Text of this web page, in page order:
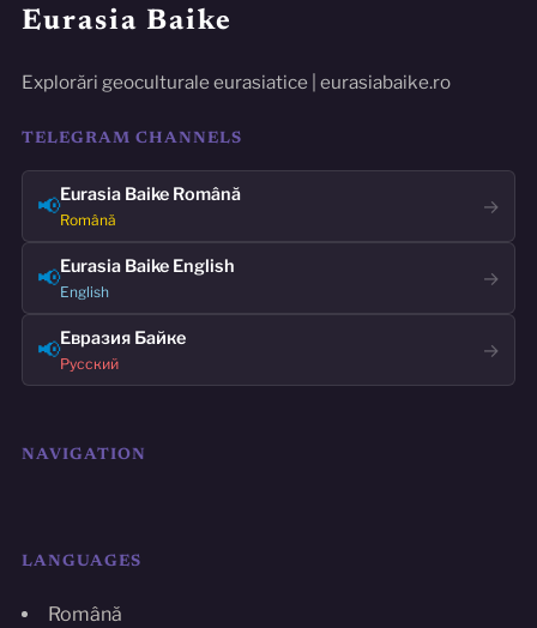
Eurasia Baike
Explorări geoculturale eurasiatice | eurasiabaike.ro
TELEGRAM CHANNELS
📢Eurasia Baike Română
Română
→
📢Eurasia Baike English
English
→
📢Евразия Байке
Русский
→
NAVIGATION
LANGUAGES
Română